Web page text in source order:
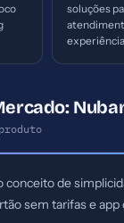
soluções
de
sem tarifas e app